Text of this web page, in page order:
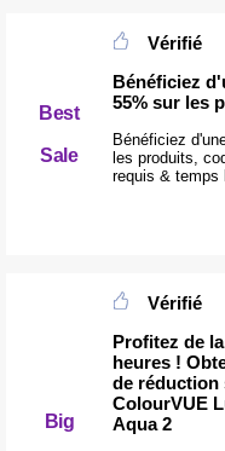
Best
Sale
Vérifié
Bénéficiez
55% sur les
Bénéficiez
les produits,
requis & temps
Big
Vérifié
Profitez de
heures !
de réduction
ColourVUE
Aqua 2